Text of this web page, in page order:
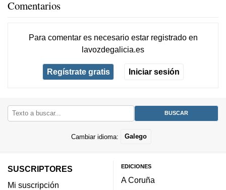
Comentarios
Para comentar es necesario estar registradoen
lavozdegalicia.es
Regístrate gratis Iniciar sesión
Cambiar idioma: Galego
SUSCRIPTORES
Mi suscripción
EDICIONES
A Coruña